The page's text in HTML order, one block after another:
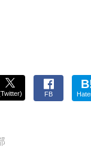
FB